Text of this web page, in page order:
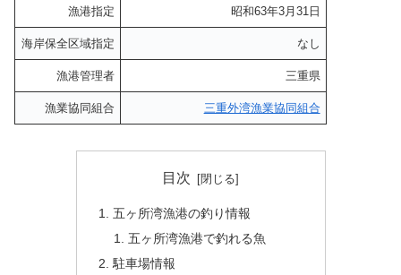
漁港指定 昭和63年3月31日
海岸保全区域指定 なし
漁港管理者 三重県
漁業協同組合 三重外湾漁業協同組合
目次
五ヶ所湾漁港の釣り情報
五ヶ所湾漁港で釣れる魚
駐車場情報